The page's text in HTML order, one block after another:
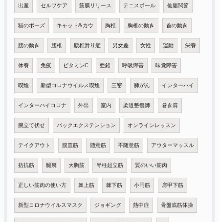
出産 セルフケア 筋膜リリース テニスボール 仙腸関節
猫のポーズ キャット&カウ 胸椎 胸椎の動き 首の動き
腰の動き 腰椎 腰椎滑り症 男女差 女性 運動 栄養
休養 免疫 ビタミンC 亜鉛 呼吸障害 味覚障害
喫煙 新型コロナウイルス喫煙 三密 肺がん インターハイ
インターハイコロナ 外出 室内 柔道整復師 巻き肩
腕立て伏せ バックエクステンション オンラインレッスン
テイクアウト 腹直筋 随意筋 不随意筋 アウターマッスル
拮抗筋 腿裏 大胸筋 脊柱起立筋 質のいい筋肉
正しい筋肉の使い方 棘上筋 棘下筋 小円筋 肩甲下筋
新型コロナウイルスマスク ジョギング 熱中症 骨盤底筋体操